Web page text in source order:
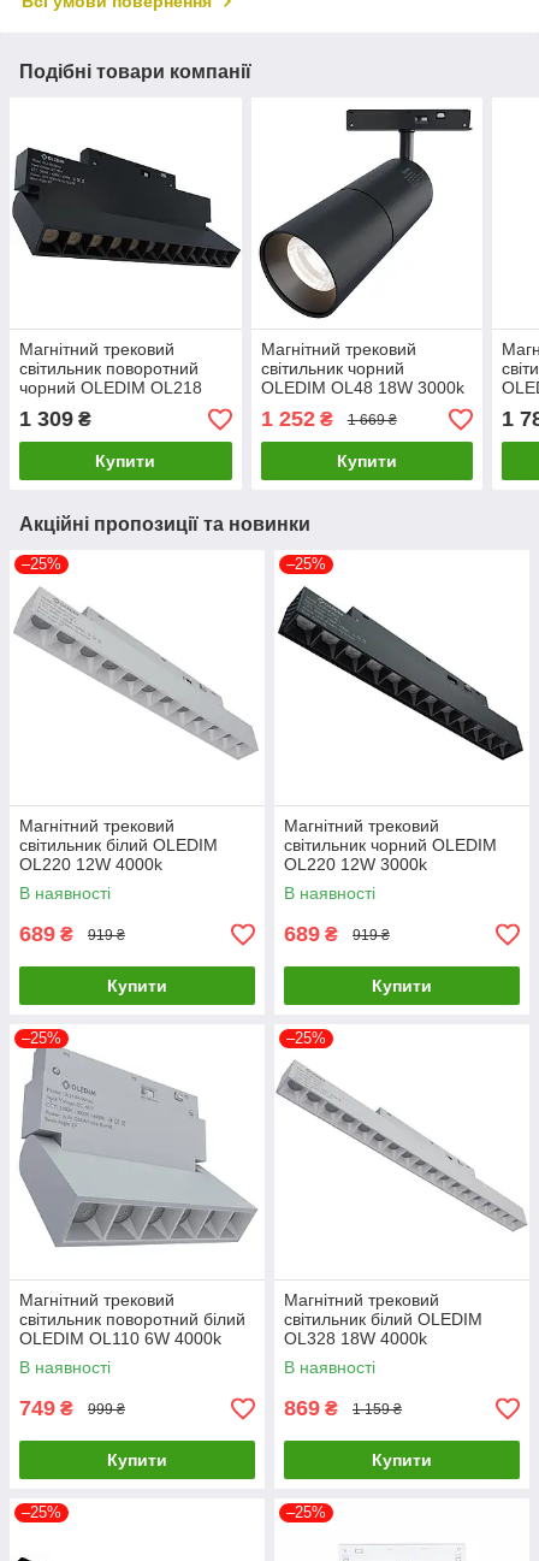
Подібні товари компанії
Магнітний трековий
світильник поворотний
чорний OLEDIM OL218
12W 3000k
1 309 ₴
Купити
Магнітний трековий
світильник чорний
OLEDIM OL48 18W 3000k
1 252₴ 1 669 ₴
Купити
1
Акційні пропозиції та новинки
–25%
Магнітний трековий
світильник білий OLEDIM
OL220 12W 4000k
В наявності
689 ₴ 919 ₴
Купити
–25%
Магнітний трековий
світильник чорний OLEDIM
OL220 12W 3000k
В наявності
689 ₴ 919 ₴
Купити
–25%
Магнітний трековий
світильник поворотний білий
OLEDIM OL110 6W 4000k
В наявності
749 ₴ 999 ₴
Купити
–25%
Магнітний трековий
світильник білий OLEDIM
OL328 18W 4000k
В наявності
869 ₴ 1 159 ₴
Купити
–25% –25%